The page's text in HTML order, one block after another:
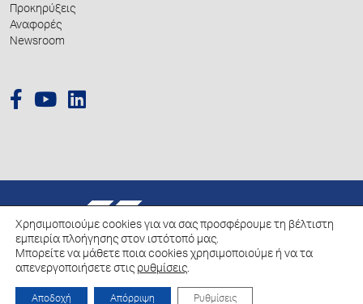
Προκηρύξεις
Αναφορές
Newsroom
© 2026 Hellenic Growth Fund.
Πολιτική για την επεξεργασία των Δεδομένων Προσωπικού Χαρακτήρα
Πολιτική Cookies
Χρησιμοποιούμε cookies για να σας προσφέρουμε τη βέλτιστη
εμπειρία πλοήγησης στον ιστότοπό μας.
Μπορείτε να μάθετε ποια cookies χρησιμοποιούμε ή να τα
απενεργοποιήσετε στις ρυθμίσεις.
Αποδοχή Απόρριψη Ρυθμίσεις